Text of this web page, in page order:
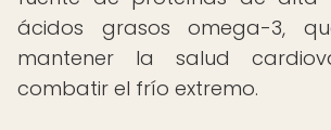
ácidos grasos omega-3,
mantener la salud
combatir el frío extremo.